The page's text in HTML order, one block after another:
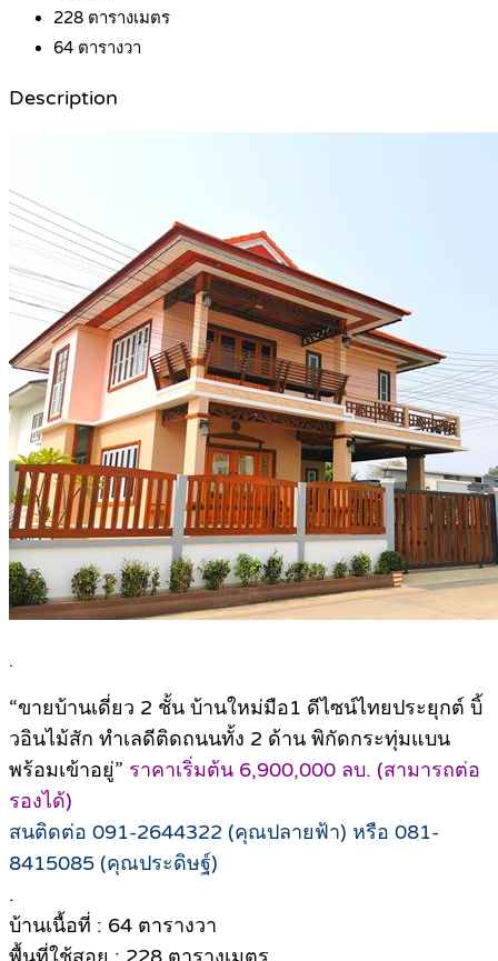
228 ตารางเมตร
64 ตารางวา
Description
.
“ขายบ้านเดี่ยว 2 ชั้น บ้านใหม่มือ1 ดีไซน์ไทยประยุกต์ บิ้
วอินไม้สัก ทำเลดีติดถนนทั้ง 2 ด้าน พิกัดกระทุ่มแบน
พร้อมเข้าอยู่” ราคาเริ่มต้น 6,900,000 ลบ. (สามารถต่อ
รองได้)
สนติดต่อ 091-2644322 (คุณปลายฟ้า) หรือ 081-
8415085 (คุณประดิษฐ์)
.
บ้านเนื้อที่ : 64 ตารางวา